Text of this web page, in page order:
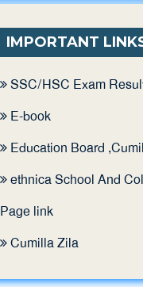
||Published: August 3,
ethnica School And
শিক্ষাবর্ষে ইংরেজির
IMPORTANT
SSC/HSC Exam
E-book
Education Board
ethnica School And
Page link
Cumilla Zila